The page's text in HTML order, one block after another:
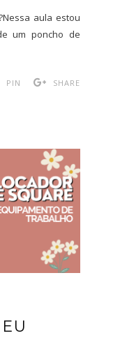
aula estou
um poncho de
PIN
SHARE